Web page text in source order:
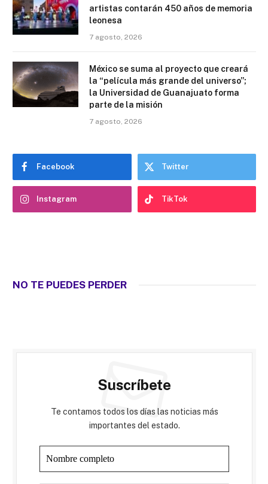
artistas contarán 450 años de memoria
leonesa
7 agosto, 2026
México se suma al proyecto que creará
la “película más grande del universo”;
la Universidad de Guanajuato forma
parte de la misión
7 agosto, 2026
Facebook Twitter
Instagram TikTok
NO TE PUEDES PERDER
Suscríbete
Te contamos todos los días las noticias más
importantes del estado.